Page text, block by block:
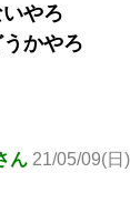
やろ
かやろ
ん 21/05/09(日